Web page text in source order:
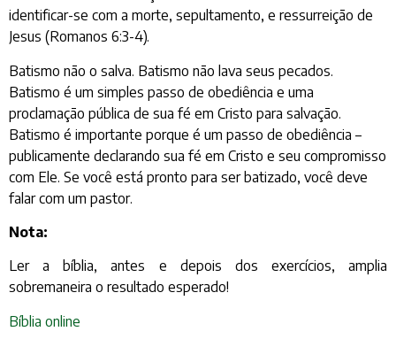
identificar-se com a morte, sepultamento, e ressurreição de
Jesus (Romanos 6:3-4).
Batismo não o salva. Batismo não lava seus pecados.
Batismo é um simples passo de obediência e uma
proclamação pública de sua fé em Cristo para salvação.
Batismo é importante porque é um passo de obediência –
publicamente declarando sua fé em Cristo e seu compromisso
com Ele. Se você está pronto para ser batizado, você deve
falar com um pastor.
Nota:
Ler a bíblia, antes e depois dos exercícios, amplia
sobremaneira o resultado esperado!
Bíblia online